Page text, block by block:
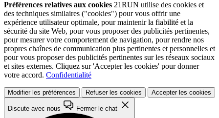
Préférences relatives aux cookies 21RUN utilise des cookies et
des techniques similaires ("cookies") pour vous offrir une
expérience utilisateur optimale, pour maintenir la fiabilité et la
sécurité du site Web, pour vous proposer des publicités pertinentes,
pour mesurer votre comportement de navigation, pour rendre nos
propres chaînes de communication plus pertinentes et personnelles et
pour vous proposer des publicités pertinentes sur les réseaux sociaux
et sites externes. Cliquez sur 'Accepter les cookies' pour donner
votre accord. Confidentialité
Modifier les préférences Refuser les cookies Accepter les cookies
Discute avec nous Fermer le chat